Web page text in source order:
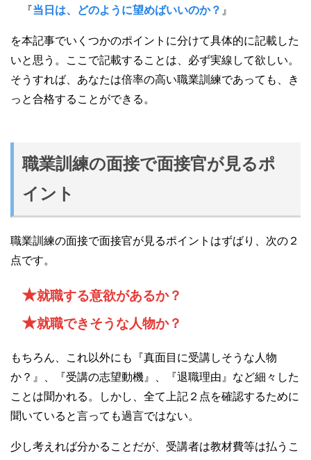
『当日は、どのように望めばいいのか？ 』
を本記事でいくつかのポイントに分けて具体的に記載した
いと思う。ここで記載することは、必ず実線して欲しい。
そうすれば、あなたは倍率の高い職業訓練であっても、き
っと合格することができる。
職業訓練の面接で面接官が見るポ
イント
職業訓練の面接で面接官が見るポイントはずばり、次の２
点です。
★就職する意欲があるか？
★就職できそうな人物か？
もちろん、これ以外にも『真面目に受講しそうな人物
か？』、『受講の志望動機』、『退職理由』など細々した
ことは聞かれる。しかし、全て上記２点を確認するために
聞いていると言っても過言ではない。
少し考えれば分かることだが、受講者は教材費等は払うこ